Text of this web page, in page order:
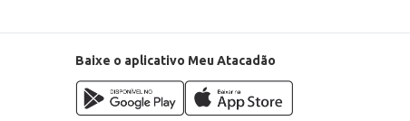
Baixe o aplicativo Meu Atacadão